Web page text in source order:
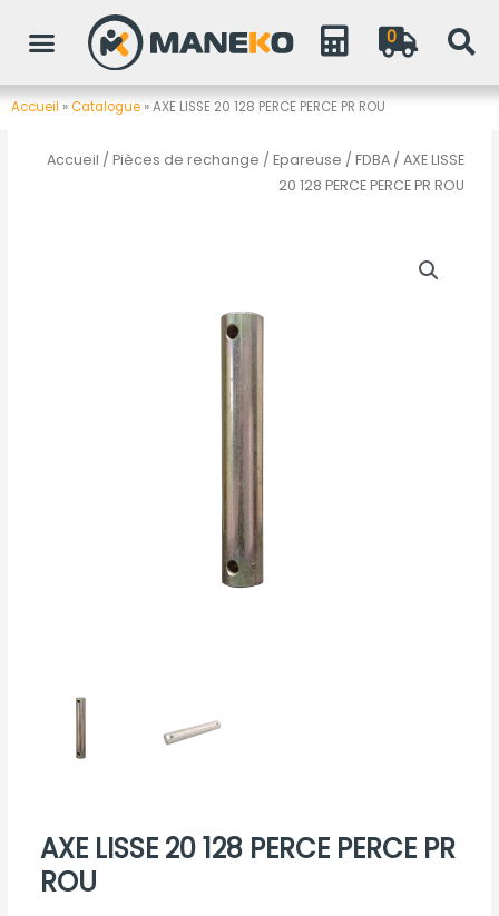
0
Accueil »Catalogue »AXE LISSE 20 128 PERCE PERCE PR ROU
Accueil / Pièces de rechange / Epareuse / FDBA/ AXE LISSE
20 128 PERCE PERCE PR ROU
AXE LISSE 20 128 PERCE PERCE PR
ROU